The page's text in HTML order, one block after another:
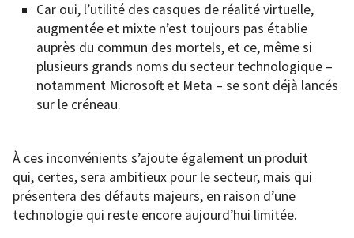
Car oui, l’utilité des casques de réalité virtuelle,
augmentée et mixte n’est toujours pas établie
auprès du commun des mortels, et ce, même si
plusieurs grands noms du secteur technologique –
notamment Microsoft et Meta – se sont déjà lancés
sur le créneau.
À ces inconvénients s’ajoute également un produit
qui, certes, sera ambitieux pour le secteur, mais qui
présentera des défauts majeurs, en raison d’une
technologie qui reste encore aujourd’hui limitée.